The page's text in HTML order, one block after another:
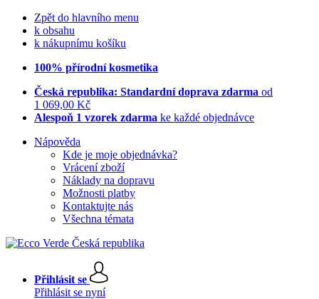
Zpět do hlavního menu
k obsahu
k nákupnímu košíku
100% přírodní kosmetika
Česká republika: Standardní doprava zdarma od
1 069,00 Kč
Alespoň 1 vzorek zdarma ke každé objednávce
Nápověda
Kde je moje objednávka?
Vrácení zboží
Náklady na dopravu
Možnosti platby
Kontaktujte nás
Všechna témata
Přihlásit se
Přihlásit se nyní